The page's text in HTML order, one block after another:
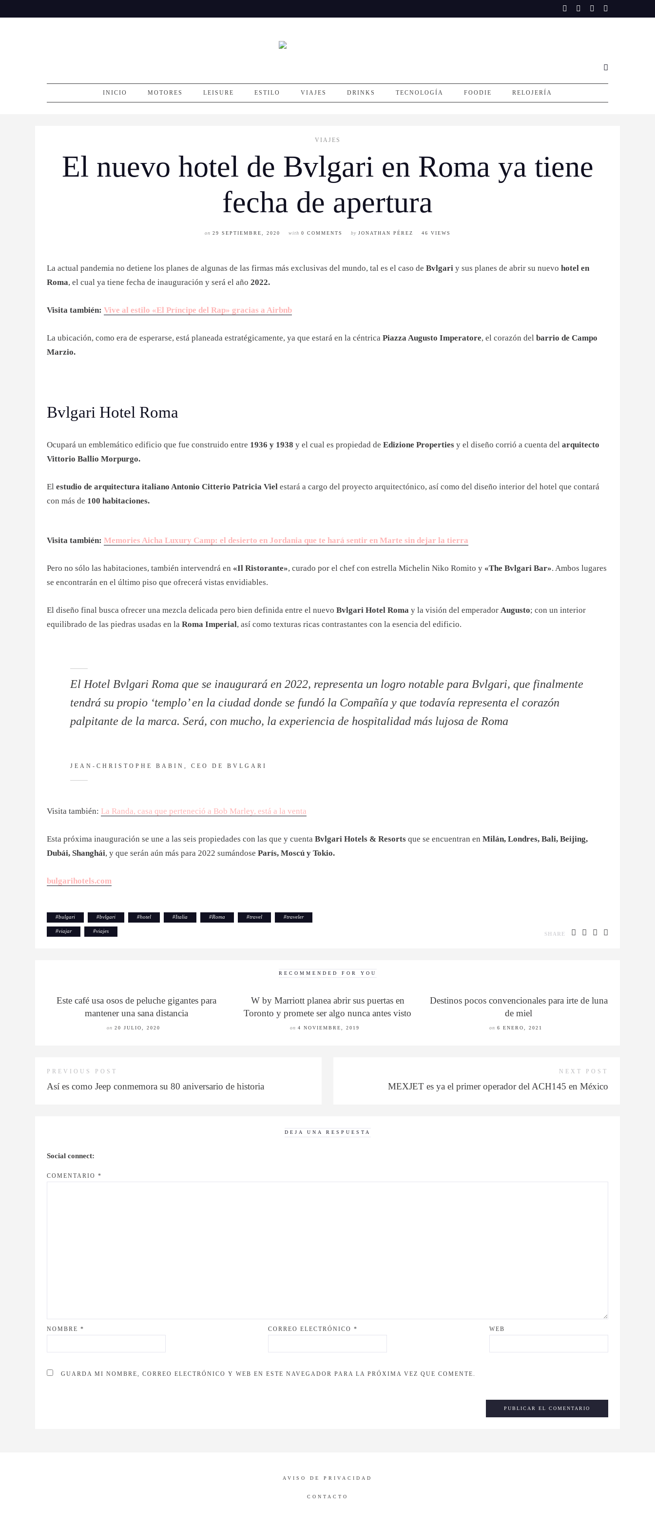
to
INICIO MOTORES LEISURE ESTILO VIAJES DRINKS TECNOLOGÍA FOODIE RELOJERÍA
VIAJES
El nuevo hotel de Bvlgari en Roma ya tiene
fecha de apertura
on 29 SEPTIEMBRE, 2020 with 0 COMMENTS by JONATHAN PÉREZ 46 VIEWS
La actual pandemia no detiene los planes de algunas de las firmas más exclusivas del mundo, tal es el caso de Bvlgari y sus planes de abrir su nuevo hotel en
Roma, el cual ya tiene fecha de inauguración y será el año 2022.
Visita también: Vive al estilo «El Príncipe del Rap» gracias a Airbnb
La ubicación, como era de esperarse, está planeada estratégicamente, ya que estará en la céntrica Piazza Augusto Imperatore, el corazón del barrio de Campo
Marzio.
Bvlgari Hotel Roma
Ocupará un emblemático edificio que fue construido entre 1936 y 1938 y el cual es propiedad de Edizione Properties y el diseño corrió a cuenta del arquitecto
Vittorio Ballio Morpurgo.
El estudio de arquitectura italiano Antonio Citterio Patricia Viel estará a cargo del proyecto arquitectónico, así como del diseño interior del hotel que contará
con más de 100 habitaciones.
Visita también: Memories Aicha Luxury Camp: el desierto en Jordania que te hará sentir en Marte sin dejar la tierra
Pero no sólo las habitaciones, también intervendrá en «Il Ristorante», curado por el chef con estrella Michelin Niko Romito y «The Bvlgari Bar». Ambos lugares
se encontrarán en el último piso que ofrecerá vistas envidiables.
El diseño final busca ofrecer una mezcla delicada pero bien definida entre el nuevo Bvlgari Hotel Roma y la visión del emperador Augusto; con un interior
equilibrado de las piedras usadas en la Roma Imperial, así como texturas ricas contrastantes con la esencia del edificio.
El Hotel Bvlgari Roma que se inaugurará en 2022, representa un logro notable para Bvlgari, que finalmente
tendrá su propio ‘templo’ en la ciudad donde se fundó la Compañía y que todavía representa el corazón
palpitante de la marca. Será, con mucho, la experiencia de hospitalidad más lujosa de Roma
JEAN-CHRISTOPHE BABIN, CEO DE BVLGARI
Visita también: La Randa, casa que perteneció a Bob Marley, está a la venta
Esta próxima inauguración se une a las seis propiedades con las que y cuenta Bvlgari Hotels & Resorts que se encuentran en Milán, Londres, Bali, Beijing,
Dubái, Shanghái, y que serán aún más para 2022 sumándose París, Moscú y Tokio.
bulgarihotels.com
#bulgari #bvlgari #hotel #Italia #Roma #travel #traveler
#viajar #viajes SHARE
RECOMMENDED FOR YOU
Este café usa osos de peluche gigantes para
mantener una sana distancia
on 20 JULIO, 2020
W by Marriott planea abrir sus puertas en
Toronto y promete ser algo nunca antes visto
on 4 NOVIEMBRE, 2019
Destinos pocos convencionales para irte de luna
de miel
on 6 ENERO, 2021
PREVIOUS POST
Así es como Jeep conmemora su 80 aniversario de historia
NEXT POST
MEXJET es ya el primer operador del ACH145 en México
DEJA UNA RESPUESTA
Social connect:
COMENTARIO *
NOMBRE * CORREO ELECTRÓNICO * WEB
GUARDA MI NOMBRE, CORREO ELECTRÓNICO Y WEB EN ESTE NAVEGADOR PARA LA PRÓXIMA VEZ QUE COMENTE.
AVISO DE PRIVACIDAD
CONTACTO